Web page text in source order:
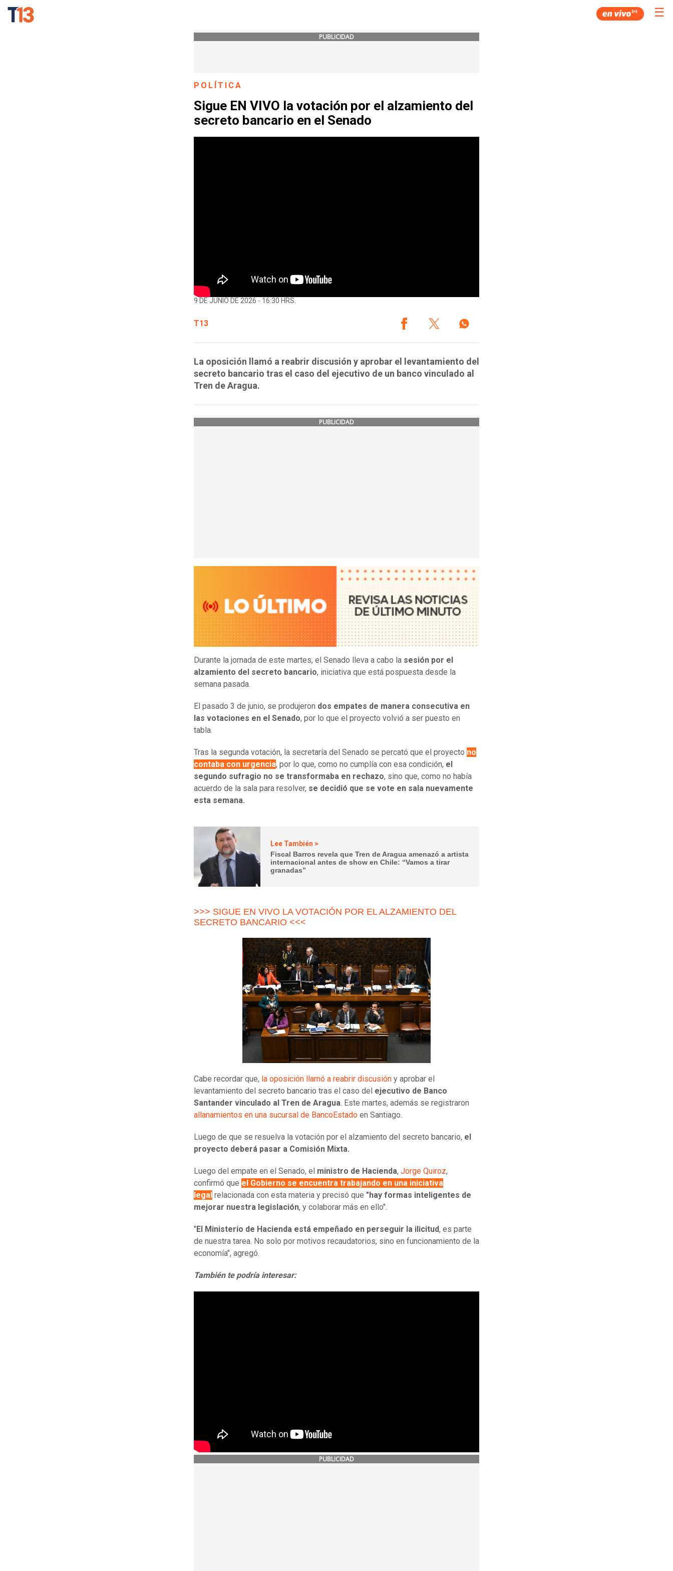
☰
PUBLICIDAD
POLÍTICA
Sigue EN VIVO la votación por el alzamiento del
secreto bancario en el Senado
9 DE JUNIO DE 2026 - 16:30 HRS.
T13
La oposición llamó a reabrir discusión y aprobar el levantamiento del
secreto bancario tras el caso del ejecutivo de un banco vinculado al
Tren de Aragua.
PUBLICIDAD
Durante la jornada de este martes, el Senado lleva a cabo la sesión por el
alzamiento del secreto bancario, iniciativa que está pospuesta desde la
semana pasada.
El pasado 3 de junio, se produjeron dos empates de manera consecutiva en
las votaciones en el Senado, por lo que el proyecto volvió a ser puesto en
tabla.
Tras la segunda votación, la secretaría del Senado se percató que el proyecto no
contaba con urgencia, por lo que, como no cumplía con esa condición, el
segundo sufragio no se transformaba en rechazo, sino que, como no había
acuerdo de la sala para resolver, se decidió que se vote en sala nuevamente
esta semana.
Lee También >
Fiscal Barros revela que Tren de Aragua amenazó a artista
internacional antes de show en Chile: “Vamos a tirar
granadas”
>>> SIGUE EN VIVO LA VOTACIÓN POR EL ALZAMIENTO DEL
SECRETO BANCARIO <<<
Cabe recordar que, la oposición llamó a reabrir discusión y aprobar el
levantamiento del secreto bancario tras el caso del ejecutivo de Banco
Santander vinculado al Tren de Aragua. Este martes, además se registraron
allanamientos en una sucursal de BancoEstado en Santiago.
Luego de que se resuelva la votación por el alzamiento del secreto bancario, el
proyecto deberá pasar a Comisión Mixta.
Luego del empate en el Senado, el ministro de Hacienda, Jorge Quiroz,
confirmó que el Gobierno se encuentra trabajando en una iniciativa
legal relacionada con esta materia y precisó que "hay formas inteligentes de
mejorar nuestra legislación, y colaborar más en ello".
" El Ministerio de Hacienda está empeñado en perseguir la ilicitud, es parte
de nuestra tarea. No solo por motivos recaudatorios, sino en funcionamiento de la
economía", agregó.
También te podría interesar:
PUBLICIDAD